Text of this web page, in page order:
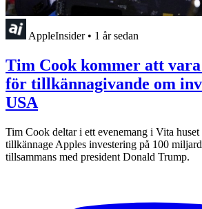
AppleInsider • 1 år sedan
Tim Cook kommer att
för tillkännagivande om
USA
Tim Cook deltar i ett evenemang i Vita
tillkännage Apples investering på 100
tillsammans med president Donald Trump.